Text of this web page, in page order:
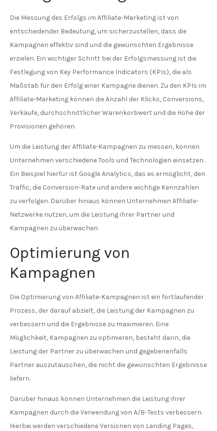
Die Messung des Erfolgs im Affiliate-Marketing ist von
entscheidender Bedeutung, um sicherzustellen, dass die
Kampagnen effektiv sind und die gewünschten Ergebnisse
erzielen. Ein wichtiger Schritt bei der Erfolgsmessung ist die
Festlegung von Key Performance Indicators (KPIs), die als
Maßstab für den Erfolg einer Kampagne dienen. Zu den KPIs im
Affiliate-Marketing können die Anzahl der Klicks, Conversions,
Verkäufe, durchschnittlicher Warenkorbwert und die Höhe der
Provisionen gehören.
Um die Leistung der Affiliate-Kampagnen zu messen, können
Unternehmen verschiedene Tools und Technologien einsetzen.
Ein Beispiel hierfür ist Google Analytics, das es ermöglicht, den
Traffic, die Conversion-Rate und andere wichtige Kennzahlen
zu verfolgen. Darüber hinaus können Unternehmen Affiliate-
Netzwerke nutzen, um die Leistung ihrer Partner und
Kampagnen zu überwachen.
Optimierung von
Kampagnen
Die Optimierung von Affiliate-Kampagnen ist ein fortlaufender
Prozess, der darauf abzielt, die Leistung der Kampagnen zu
verbessern und die Ergebnisse zu maximieren. Eine
Möglichkeit, Kampagnen zu optimieren, besteht darin, die
Leistung der Partner zu überwachen und gegebenenfalls
Partner auszutauschen, die nicht die gewünschten Ergebnisse
liefern.
Darüber hinaus können Unternehmen die Leistung ihrer
Kampagnen durch die Verwendung von A/B-Tests verbessern.
Hierbei werden verschiedene Versionen von Landing Pages,